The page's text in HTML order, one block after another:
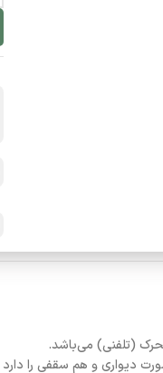
(تلفنی) می‌باشد.